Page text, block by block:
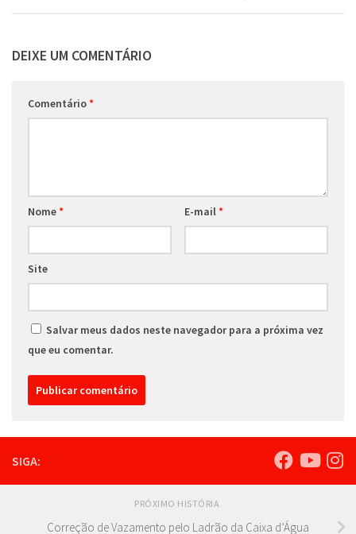
DEIXE UM COMENTÁRIO
Comentário*
Nome* E-mail *
Site
Salvar meus dados neste navegador para a próxima vez
que eu comentar.
SIGA:
PRÓXIMO HISTÓRIA
Correção de Vazamento pelo Ladrão da Caixa d’Água